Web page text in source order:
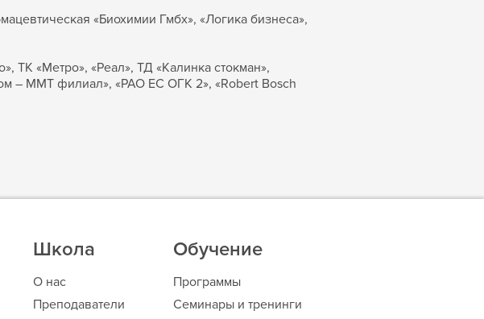
«Биохимии Гмбх», «Логика бизнеса»,
ТК «Метро», «Реал», ТД «Калинка стокман»,
– ММТ филиал», «РАО ЕС ОГК 2», «Robert Bosch
Школа
О нас
Преподаватели
Обучение
Программы
Семинары и тренинги